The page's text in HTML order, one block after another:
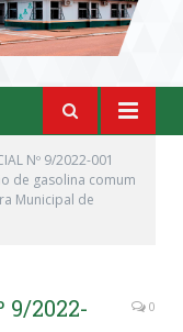
Nº 9/2022-001
de gasolina comum
Municipal de
9/2022-
0